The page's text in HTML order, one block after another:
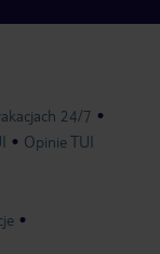
24/7
Opinie TUI